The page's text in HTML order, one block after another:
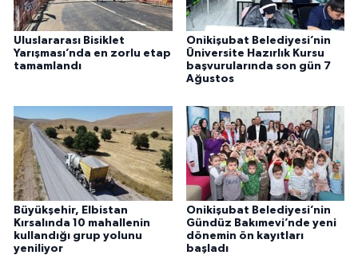
Uluslararası Bisiklet
Yarışması’nda en zorlu etap
tamamlandı
Onikişubat Belediyesi’nin
Üniversite Hazırlık Kursu
başvurularında son gün 7
Ağustos
Büyükşehir, Elbistan
Kırsalında 10 mahallenin
kullandığı grup yolunu
yeniliyor
Onikişubat Belediyesi’nin
Gündüz Bakımevi’nde yeni
dönemin ön kayıtları
başladı